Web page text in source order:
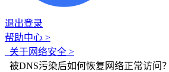
退出登录
帮助中心 >
关于网络安全 >
被DNS污染后如何恢复网络正常访问？